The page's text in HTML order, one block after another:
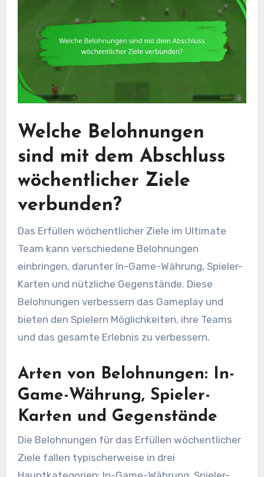
Welche Belohnungen
sind mit dem Abschluss
wöchentlicher Ziele
verbunden?
Das Erfüllen wöchentlicher Ziele im Ultimate
Team kann verschiedene Belohnungen
einbringen, darunter In-Game-Währung, Spieler-
Karten und nützliche Gegenstände. Diese
Belohnungen verbessern das Gameplay und
bieten den Spielern Möglichkeiten, ihre Teams
und das gesamte Erlebnis zu verbessern.
Arten von Belohnungen: In-
Game-Währung, Spieler-
Karten und Gegenstände
Die Belohnungen für das Erfüllen wöchentlicher
Ziele fallen typischerweise in drei